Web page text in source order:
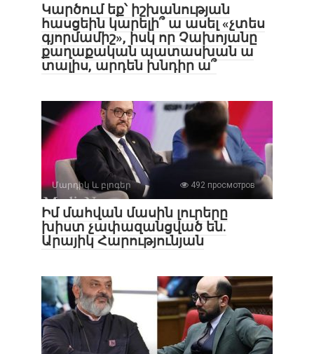
Կարծում եք՝ իշխանության
հասցեին կարելի՞ ա ասել «չտես
գյորմամիշ», իսկ որ Չախոյանը
քաղաքական պատասխան ա
տալիս, արդեն խնդիր ա՞
Մարդիկ և բլոգեր 492 просмотров
Իմ մահվան մասին լուրերը
խիստ չափազանցված են.
Արայիկ Հարությունյան